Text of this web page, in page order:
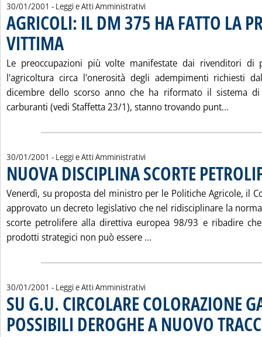
30/01/2001 - Leggi e Atti Amministrativi
AGRICOLI: IL DM 375 HA FATTO LA
VITTIMA
Le preoccupazioni più volte manifestate dai rivenditori di
l'agricoltura circa l'onerosità degli adempimenti richiesti
dicembre dello scorso anno che ha riformato il sistema
carburanti (vedi Staffetta 23/1), stanno trovando punt...
30/01/2001 - Leggi e Atti Amministrativi
NUOVA DISCIPLINA SCORTE
Venerdì, su proposta del ministro per le Politiche Agricole, il
approvato un decreto legislativo che nel ridisciplinare la
scorte petrolifere alla direttiva europea 98/93 e ribadire
prodotti strategici non può essere ...
30/01/2001 - Leggi e Atti Amministrativi
SU G.U. CIRCOLARE COLORAZIONE
POSSIBILI DEROGHE A NUOVO